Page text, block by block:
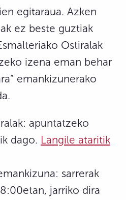
egitaraua. Azken
ez beste guztiak
Ostiralak
izena eman behar
emankizunerako
apuntatzeko
dago. Langile ataritik
sarrerak
jarriko dira